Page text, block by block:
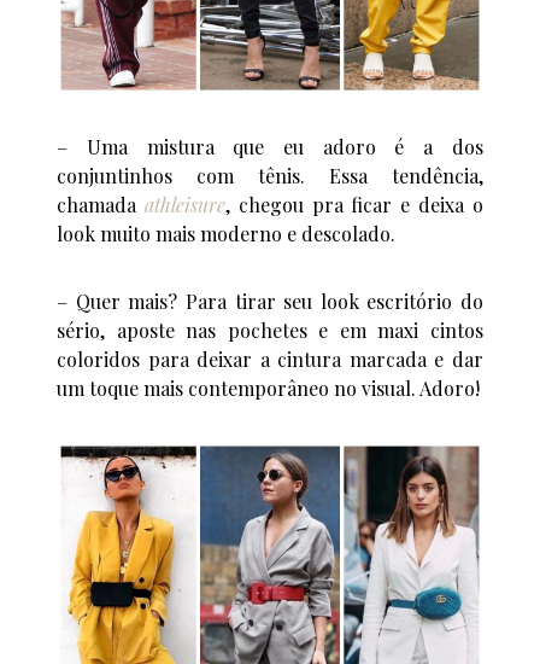
– Uma mistura que eu adoro é a dos
conjuntinhos com tênis. Essa tendência,
chamada athleisure, chegou pra ficar e deixa o
look muito mais moderno e descolado.
– Quer mais? Para tirar seu look escritório do
sério, aposte nas pochetes e em maxi cintos
coloridos para deixar a cintura marcada e dar
um toque mais contemporâneo no visual. Adoro!